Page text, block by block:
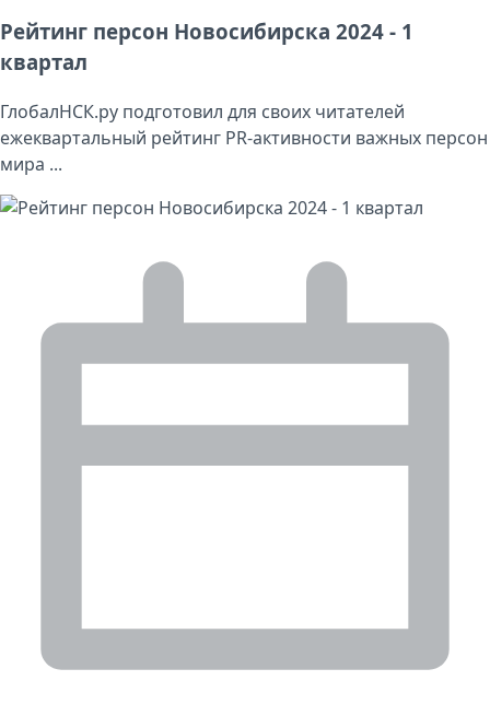
Рейтинг персон Новосибирска 2024 - 1
квартал
ГлобалНСК.ру подготовил для своих читателей
ежеквартальный рейтинг PR-активности важных персон
мира ...